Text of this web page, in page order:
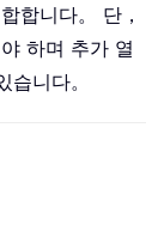
합니다。 단，
하며 추가 열
니다。